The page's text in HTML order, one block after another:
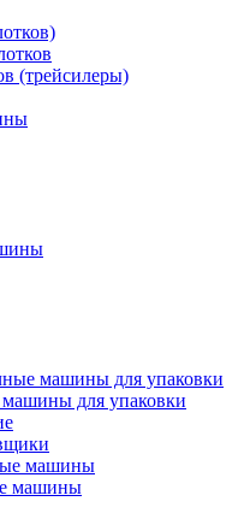
(трейсилеры)
машины для упаковки
машины для упаковки
машины
машины